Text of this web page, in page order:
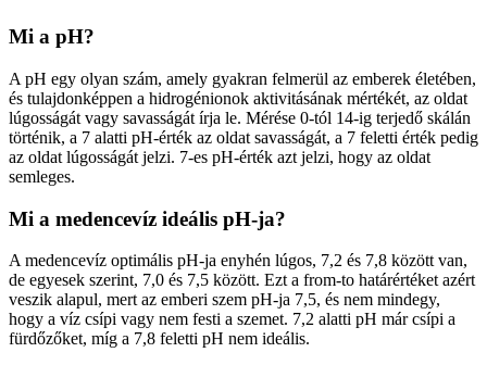
Mi a pH?
A pH egy olyan szám, amely gyakran felmerül az emberek életében,
és tulajdonképpen a hidrogénionok aktivitásának mértékét, az oldat
lúgosságát vagy savasságát írja le. Mérése 0-tól 14-ig terjedő skálán
történik, a 7 alatti pH-érték az oldat savasságát, a 7 feletti érték pedig
az oldat lúgosságát jelzi. 7-es pH-érték azt jelzi, hogy az oldat
semleges.
Mi a medencevíz ideális pH-ja?
A medencevíz optimális pH-ja enyhén lúgos, 7,2 és 7,8 között van,
de egyesek szerint, 7,0 és 7,5 között. Ezt a from-to határértéket azért
veszik alapul, mert az emberi szem pH-ja 7,5, és nem mindegy,
hogy a víz csípi vagy nem festi a szemet. 7,2 alatti pH már csípi a
fürdőzőket, míg a 7,8 feletti pH nem ideális.